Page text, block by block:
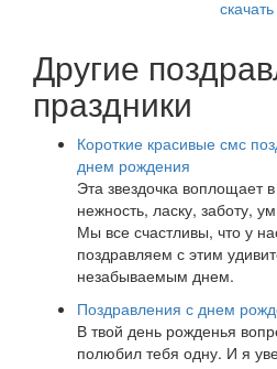
скачать
Другие
праздники
Короткие красивые смс
днем рождения
Эта звездочка воплощает
нежность, ласку, заботу,
Мы все счастливы, что у
поздравляем с этим
незабываемым днем.
Поздравления с днем
В твой день рожденья
полюбил тебя одну. И я